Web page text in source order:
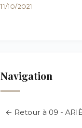
11/10/2021
Navigation
← Retour à 09 -